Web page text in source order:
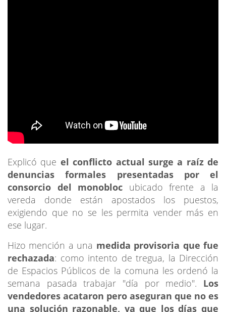
Explicó que el conflicto actual surge a raíz de
denuncias formales presentadas por el
consorcio del monobloc ubicado frente a la
vereda donde están apostados los puestos,
exigiendo que no se les permita vender más en
ese lugar.
Hizo mención a una medida provisoria que fue
rechazada: como intento de tregua, la Dirección
de Espacios Públicos de la comuna les ordenó la
semana pasada trabajar "día por medio". Los
vendedores acataron pero aseguran que no es
una solución razonable, ya que los días que